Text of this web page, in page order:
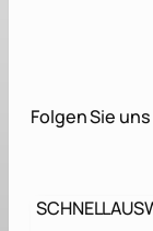
u
d
Folgen Sie